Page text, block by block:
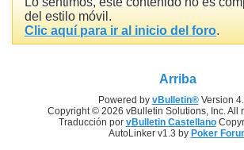
del estilo móvil.
Clic aquí para ir al inicio del foro.
Arriba
Powered by vBulletin®Version
Copyright © 2026 vBulletin Solutions, Inc. All
Traducción por vBulletin Castellano
AutoLinker v1.3 by Poker